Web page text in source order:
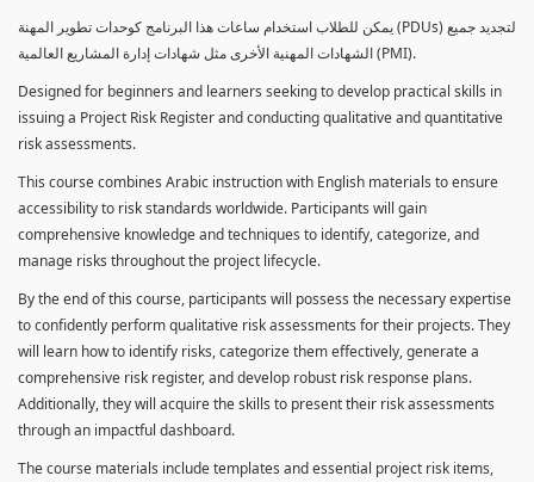
يمكن للطلاب استخدام ساعات هذا البرنامج كوحدات تطوير المهنة (PDUs) لتجديد جميع
الشهادات المهنية الأخرى مثل شهادات إدارة المشاريع العالمية (PMI).
Designed for beginners and learners seeking to develop practical skills in
issuing a Project Risk Register and conducting qualitative and quantitative
risk assessments.
This course combines Arabic instruction with English materials to ensure
accessibility to risk standards worldwide. Participants will gain
comprehensive knowledge and techniques to identify, categorize, and
manage risks throughout the project lifecycle.
By the end of this course, participants will possess the necessary expertise
to confidently perform qualitative risk assessments for their projects. They
will learn how to identify risks, categorize them effectively, generate a
comprehensive risk register, and develop robust risk response plans.
Additionally, they will acquire the skills to present their risk assessments
through an impactful dashboard.
The course materials include templates and essential project risk items,